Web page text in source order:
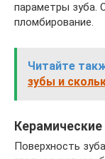
параметры зуба.
пломбирование.
Читайте
зубы и
Поверхность